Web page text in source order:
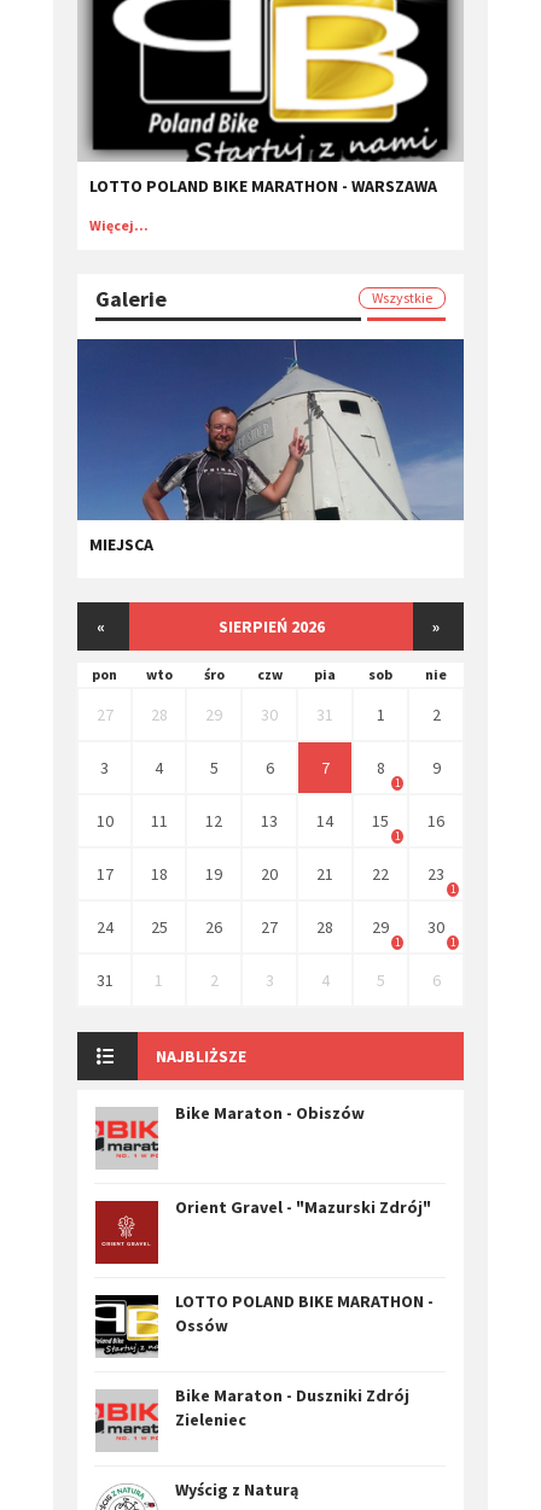
LOTTO POLAND BIKE MARATHON - WARSZAWA
Więcej...
Galerie Wszystkie
MIEJSCA
« SIERPIEŃ 2026 »
pon wto śro czw pia sob nie
27 28 29 30 31 1 2
3 4 5 6 7 8
1
9
10 11 12 13 14 15
1
16
17 18 19 20 21 22 23
1
24 25 26 27 28 29
1
30
1
31 1 2 3 4 5 6
NAJBLIŻSZE
Bike Maraton - Obiszów
Orient Gravel - "Mazurski Zdrój"
LOTTO POLAND BIKE MARATHON -
Ossów
Bike Maraton - Duszniki Zdrój
Zieleniec
Wyścig z Naturą